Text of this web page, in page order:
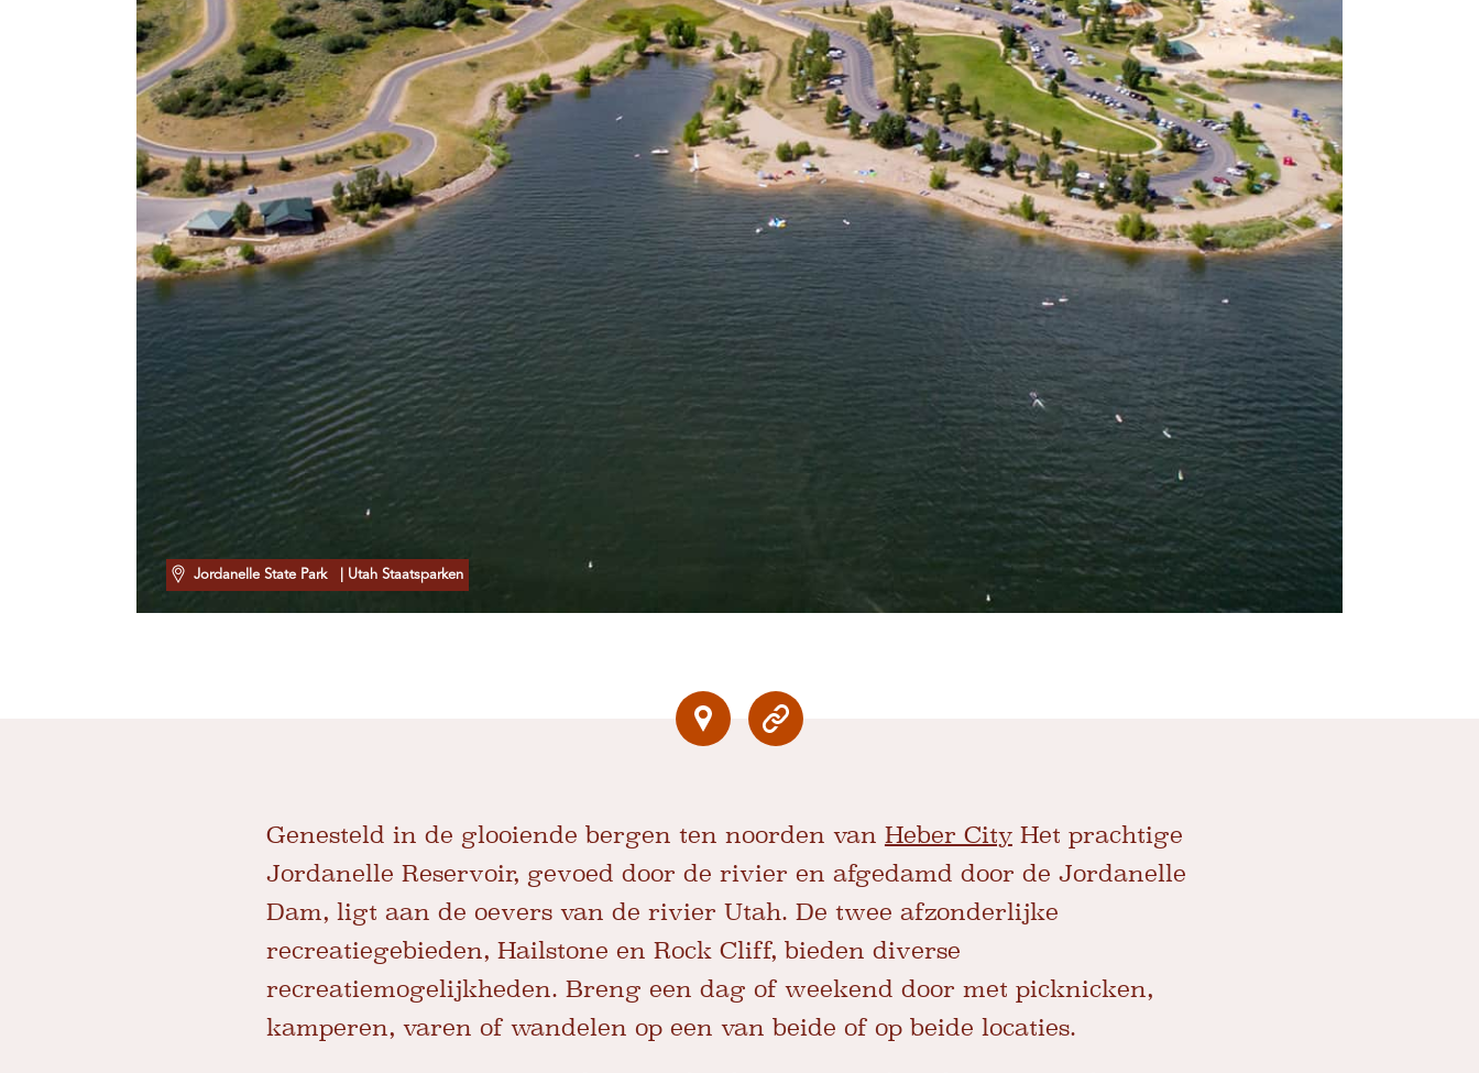
Jordanelle State Park | Utah Staatsparken
Genesteld in de glooiende bergen ten noorden van Heber CityHet prachtige
Jordanelle Reservoir, gevoed door de rivier en afgedamd door de Jordanelle
Dam, ligt aan de oevers van de rivier Utah. De twee afzonderlijke
recreatiegebieden, Hailstone en Rock Cliff, bieden diverse
recreatiemogelijkheden. Breng een dag of weekend door met picknicken,
kamperen, varen of wandelen op een van beide of op beide locaties.